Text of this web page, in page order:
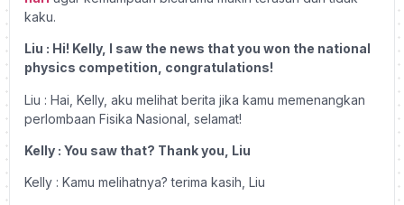
kaku.
Liu : Hi! Kelly, I saw the news that you won the national
physics competition, congratulations!
Liu : Hai, Kelly, aku melihat berita jika kamu memenangkan
perlombaan Fisika Nasional, selamat!
Kelly : You saw that? Thank you, Liu
Kelly : Kamu melihatnya? terima kasih, Liu